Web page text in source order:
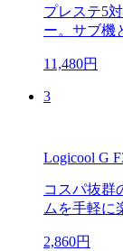
プレステ5
ー。サブ機
11,480円
3
Logicool G
コスパ抜群
ムを手軽に
2,860円